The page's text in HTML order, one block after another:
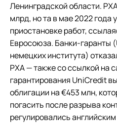
Ленинградской области.
млрд, но та в мае 2022 года
приостановке работ,
Евросоюза. Банки-гаранты
немецких института)
РХА — также со ссылкой на
гарантирования UniCredit
облигации на €453 млн,
погасить после разрыва
регулировались